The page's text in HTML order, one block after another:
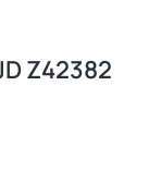
Z42382